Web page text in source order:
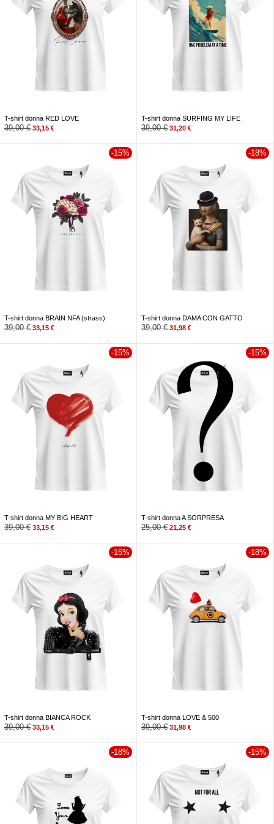
T-shirt donna RED LOVE
39,00€ 33,15 €
T-shirt donna SURFING MY LIFE
39,00€ 31,20 €
-15%
T-shirt donna BRAIN NFA (strass)
39,00€ 33,15 €
-18%
T-shirt donna DAMA CON GATTO
39,00€ 31,98 €
-15%
T-shirt donna MY BIG HEART
39,00€ 33,15 €
-15%
T-shirt donna A SORPRESA
25,00€ 21,25 €
-15%
T-shirt donna BIANCA ROCK
39,00€ 33,15 €
-18%
T-shirt donna LOVE & 500
39,00€ 31,98 €
-18% -15%